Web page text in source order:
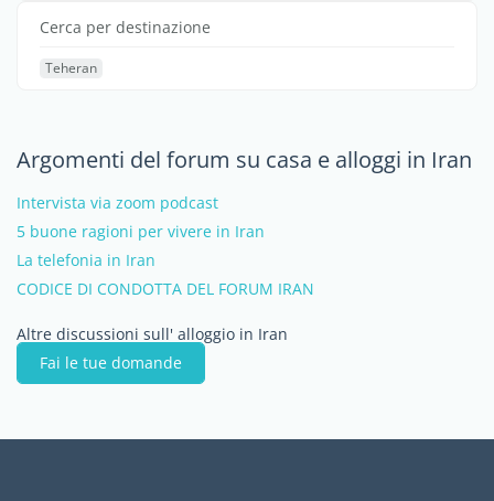
Cerca per destinazione
Teheran
Argomenti del forum su casa e alloggi in Iran
Intervista via zoom podcast
5 buone ragioni per vivere in Iran
La telefonia in Iran
CODICE DI CONDOTTA DEL FORUM IRAN
Altre discussioni sull' alloggio in Iran
Fai le tue domande